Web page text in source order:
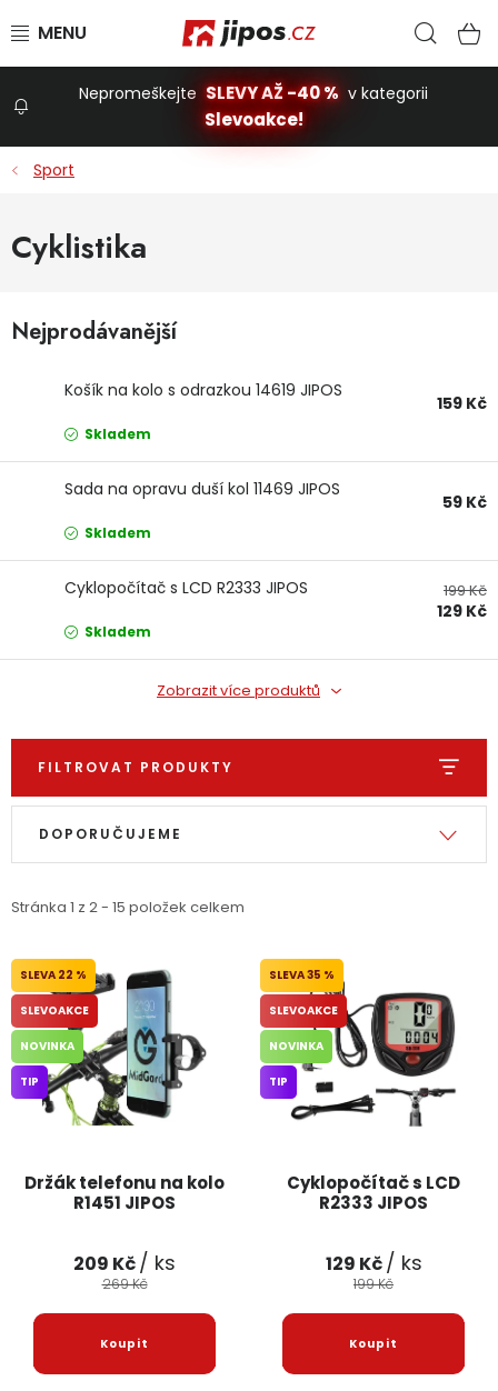
Domácnost
Autodoplňky
Vánoce
Fotovoltaika
Výprodej
Jaký je aktuální stav mé objednávky?
Velkoobchodní spolupráce (B2B) Prodejna nářadí
Doprava a platba Váš zákaznický účet Kontakt
Reklamační formulář Odstoupení ve lhůtě 14 dní
Obchodní podmínky Reklamační řád
Nepromeškejte SLEVY AŽ -40 % v kategorii
Slevoakce!
Sport
Cyklistika
Nejprodávanější
Košík na kolo s odrazkou 14619 JIPOS
159 Kč
Skladem
Sada na opravu duší kol 11469 JIPOS
59 Kč
Skladem
Cyklopočítač s LCD R2333 JIPOS 199 Kč
129 Kč
Skladem
Zobrazit více produktů
FILTROVAT PRODUKTY
Výpis produktů
Stránka 1 z 2- 15 položek celkem
Řazení produktů
DOPORUČUJEME
Držák telefonu na kolo
R1451 JIPOS
22 %
SLEVOAKCE
NOVINKA
TIP
209 Kč/ ks
269 Kč
Cyklopočítač s LCD
R2333 JIPOS
35 %
SLEVOAKCE
NOVINKA
TIP
129 Kč/ ks
199 Kč